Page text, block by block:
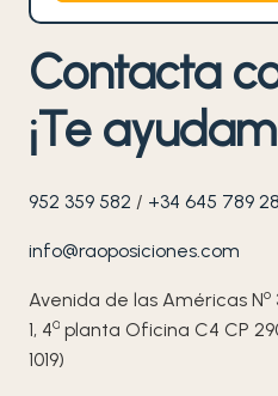
Contacta
¡Te
952 359 582 / +34 645 789
info@raoposiciones.com
Avenida de las Américas No
1, 4ª planta Oficina C4 CP
1019)